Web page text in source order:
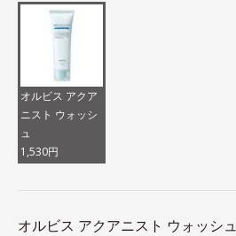
オルビス アクア
ニスト ウォッシ
ュ
1,530円
オルビス アクアニスト ウォッシュ